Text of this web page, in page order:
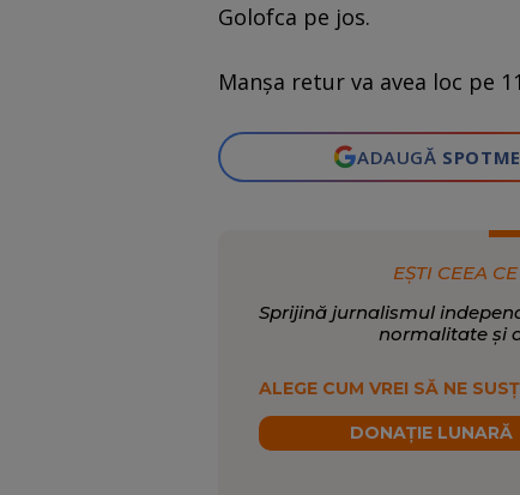
Golofca pe jos.
Manșa retur va avea loc pe
ADAUGĂ
EȘTI CEEA
Sprijină jurnalismul
normalitate și
ALEGE CUM VREI SĂ NE
DONAȚIE LUNARĂ